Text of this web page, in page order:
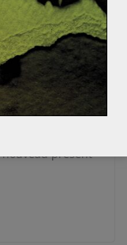
Luc
?
nouveau présent